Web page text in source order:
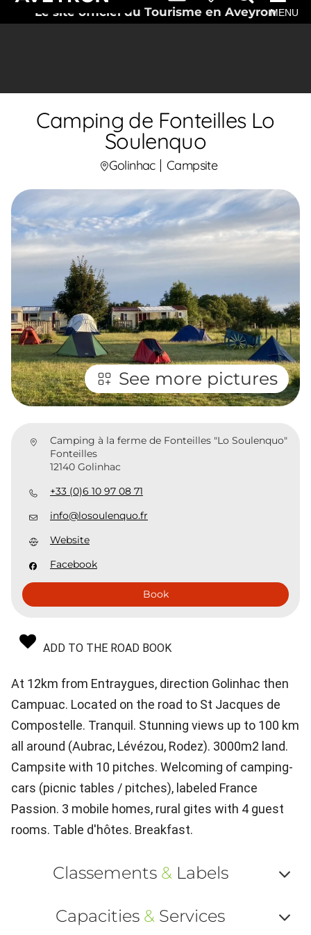
Le site officiel du Tourisme en AveyronMENU
Camping de Fonteilles Lo
Soulenquo
Golinhac Campsite
See more pictures
Camping à la ferme de Fonteilles "Lo Soulenquo"
Fonteilles
12140 Golinhac
+33 (0)6 10 97 08 71
info@losoulenquo.fr
Website
Facebook
Book
ADD TO THE ROAD BOOK
At 12km from Entraygues, direction Golinhac then
Campuac. Located on the road to St Jacques de
Compostelle. Tranquil. Stunning views up to 100 km
all around (Aubrac, Lévézou, Rodez). 3000m2 land.
Campsite with 10 pitches. Welcoming of camping-
cars (picnic tables / pitches), labeled France
Passion. 3 mobile homes, rural gites with 4 guest
rooms. Table d'hôtes. Breakfast.
Classements &Labels
ou
Capacities & Services